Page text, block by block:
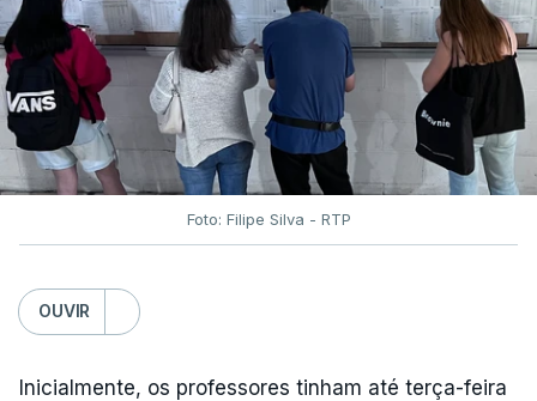
Foto: Filipe Silva - RTP
OUVIR
Inicialmente, os professores tinham até terça-feira